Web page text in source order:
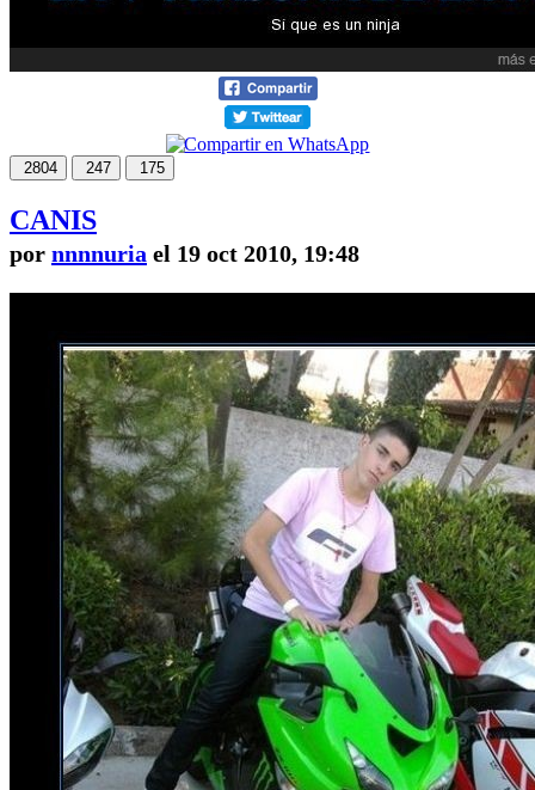
2804 247 175
CANIS
por nnnnuria el 19 oct 2010, 19:48